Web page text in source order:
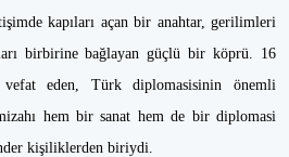
kapıları açan bir anahtar, gerilimleri
birbirine bağlayan güçlü bir köprü. 16
vefat eden, Türk diplomasisinin önemli
hem bir sanat hem de bir diplomasi
kişiliklerden biriydi.